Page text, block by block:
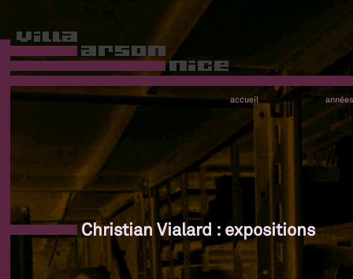
accueil années
Christian Vialard : expositions